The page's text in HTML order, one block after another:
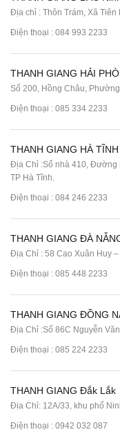
Địa chỉ : Thôn Trám, Xã Tiên
Điện thoại : 084 993 2233
THANH GIANG HẢI
Số 200, Hồng Châu,
Điện thoại : 085 334 2233
THANH GIANG HÀ TĨNH
Địa Chỉ :Số nhà 410, Đường
TP Hà Tĩnh.
Điện thoại : 084 246 2233
THANH GIANG ĐÀ
Địa Chỉ : 58 Cao Xuân Huy
Điện thoại : 085 448 2233
THANH GIANG ĐỒNG
Địa Chỉ :Số 86C Nguyễn
Điện thoại : 085 224 2233
THANH GIANG Đắk Lắk
Địa Chỉ: 12A/33, khu phố
Điện thoại : 0942 032 087